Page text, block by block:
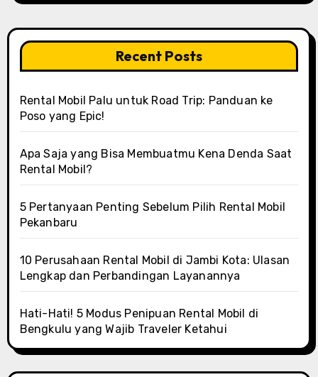
Recent Posts
Rental Mobil Palu untuk Road Trip: Panduan ke
Poso yang Epic!
Apa Saja yang Bisa Membuatmu Kena Denda Saat
Rental Mobil?
5 Pertanyaan Penting Sebelum Pilih Rental Mobil
Pekanbaru
10 Perusahaan Rental Mobil di Jambi Kota: Ulasan
Lengkap dan Perbandingan Layanannya
Hati-Hati! 5 Modus Penipuan Rental Mobil di
Bengkulu yang Wajib Traveler Ketahui